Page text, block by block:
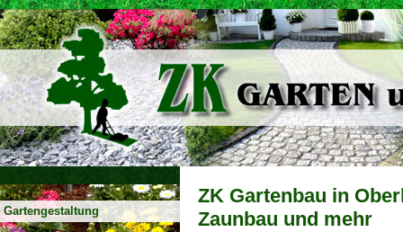
Gartengestaltung
ZK Gartenbau in
Zaunbau und mehr